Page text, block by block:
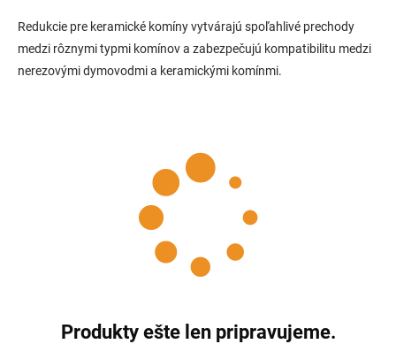
Redukcie pre keramické komíny vytvárajú spoľahlivé prechody
medzi rôznymi typmi komínov a zabezpečujú kompatibilitu medzi
nerezovými dymovodmi a keramickými komínmi.
Produkty ešte len pripravujeme.